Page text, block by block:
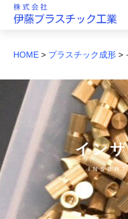
HOME > プラスチック成形 >
イン